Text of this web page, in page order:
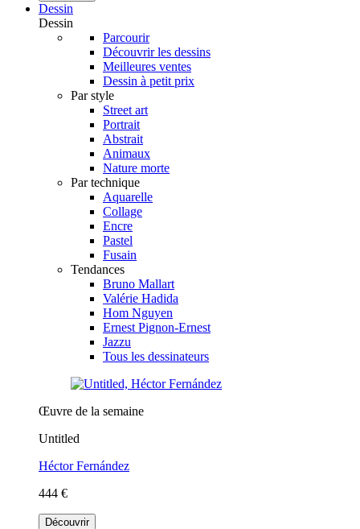
Dessin
Dessin
Parcourir
Découvrir les dessins
Meilleures ventes
Dessin à petit prix
Par style
Street art
Portrait
Abstrait
Animaux
Nature morte
Par technique
Aquarelle
Collage
Encre
Pastel
Fusain
Tendances
Bruno Mallart
Valérie Hadida
Hom Nguyen
Ernest Pignon-Ernest
Jazzu
Tous les dessinateurs
Œuvre de la semaine
Untitled
Héctor Fernández
444 €
Découvrir